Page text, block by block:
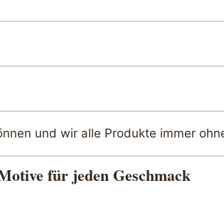
und wir alle Produkte immer
für jeden Geschmack